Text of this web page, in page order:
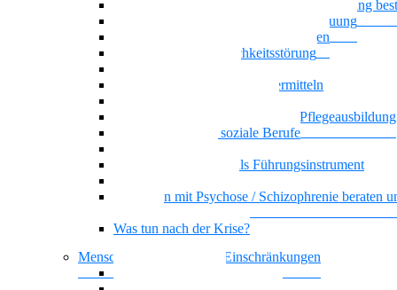
Wenn psychische Belastungen die Ausbildung
Klare Grenzen in der Pflege und Betreuung
Basiswissen psychische Erkrankungen
Narzisstische Persönlichkeitsstörung
Auszubildenden Sicherheit vermitteln
Selbstorganisiertes Lernen in der Pflegeausbildung
KI-Kompetenz für soziale Berufe
Dienstplangestaltung als Führungsinstrument
Menschen mit Psychose / Schizophrenie beraten
Was tun nach der Krise?
Menschen mit kognitiven Einschränkungen